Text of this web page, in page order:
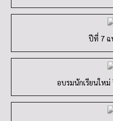
ปีที่ 7 ฉ
อบรมนักเรียนใหม่